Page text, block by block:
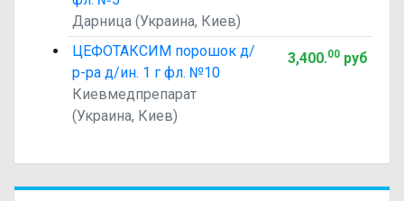
Дарница (Украина, Киев)
ЦЕФОТАКСИМ порошок д/
р-ра д/ин. 1 г фл. №10
Киевмедпрепарат
(Украина, Киев)
3,400.00руб